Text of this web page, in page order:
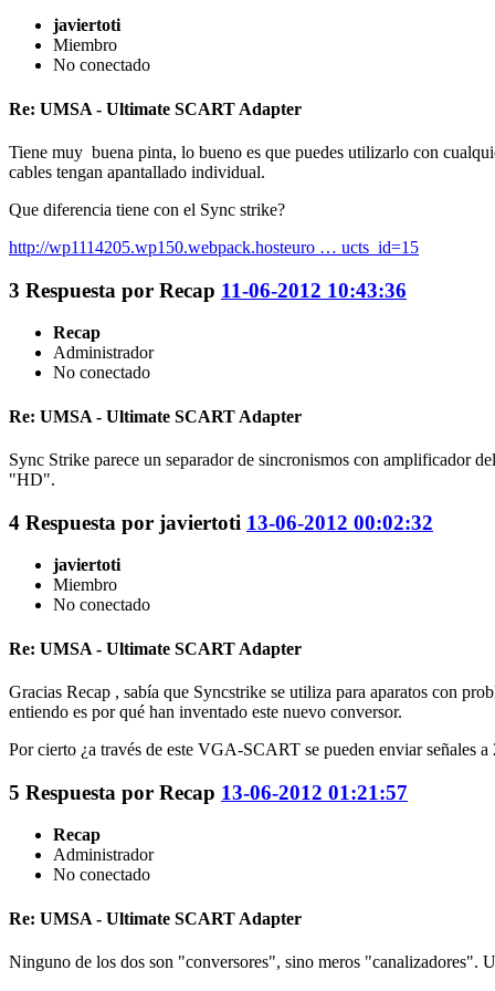
javiertoti
Miembro
No conectado
Re: UMSA - Ultimate SCART Adapter
Tiene muy buena pinta, lo bueno es que puedes utilizarlo con
cables tengan apantallado individual.
Que diferencia tiene con el Sync strike?
http://wp1114205.wp150.webpack.hosteuro … ucts_id=15
3 Respuesta por Recap 11-06-2012 10:43:36
Recap
Administrador
No conectado
Re: UMSA - Ultimate SCART Adapter
Sync Strike parece un separador de sincronismos con amplificador
"HD".
4 Respuesta por javiertoti 13-06-2012 00:02:32
javiertoti
Miembro
No conectado
Re: UMSA - Ultimate SCART Adapter
Gracias Recap , sabía que Syncstrike se utiliza para aparatos con
entiendo es por qué han inventado este nuevo conversor.
Por cierto ¿a través de este VGA-SCART se pueden enviar señales
5 Respuesta por Recap 13-06-2012 01:21:57
Recap
Administrador
No conectado
Re: UMSA - Ultimate SCART Adapter
Ninguno de los dos son "conversores", sino meros "canalizadores".